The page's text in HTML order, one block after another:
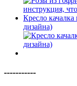
Кресло
дизайна)
-----------